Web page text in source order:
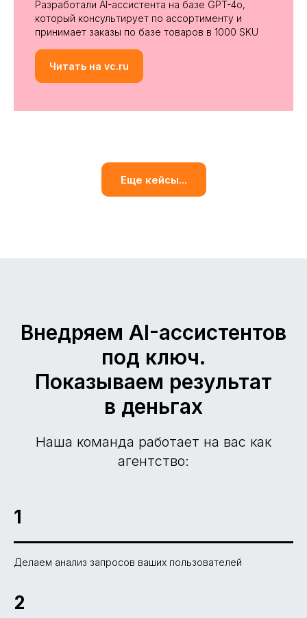
Разработали AI-ассистента на базе GPT-4o,
который консультирует по ассортименту и
принимает заказы по базе товаров в 1000 SKU
Читать на vc.ru
Еще кейсы...
Внедряем AI-ассистентов
под ключ.
Показываем результат
в деньгах
Наша команда работает на вас как
агентство:
1
Делаем анализ запросов ваших пользователей
2